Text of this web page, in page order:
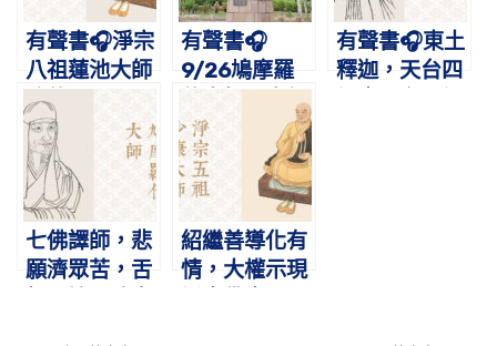
有聲書🎧淨宗
八祖蓮池大師
略傳
有聲書🎧
9/26鳩摩羅
什大師圓寂紀
念日
有聲書🎧東土
釋迦，天台四
七佛譯師，悲
願濟眾苦，舌
紹繼善導化有
情，大權示現